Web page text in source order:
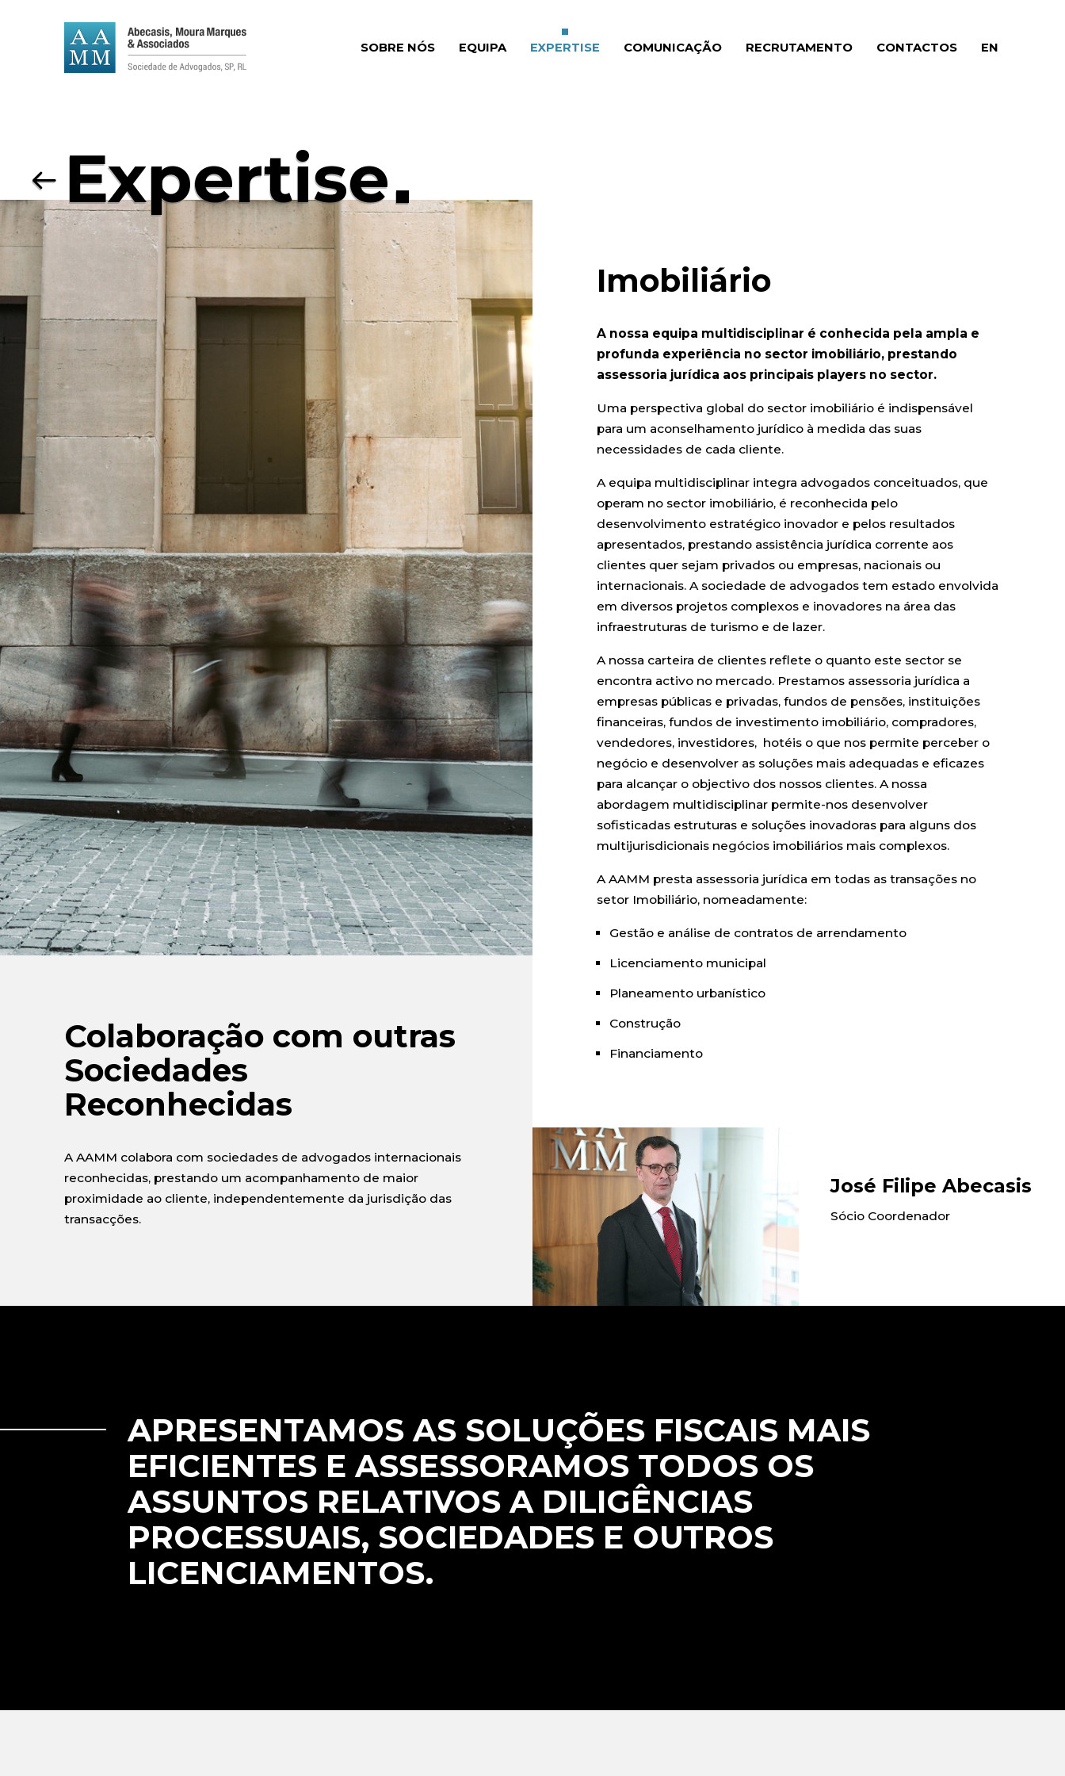
SOBRE NÓS (CURRENT)
EQUIPA(CURRENT)
EXPERTISE (CURRENT)
COMUNICAÇÃO (CURRENT)
RECRUTAMENTO (CURRENT)
CONTACTOS (CURRENT)
EN
Expertise
Imobiliário
A nossa equipa multidisciplinar é conhecida pela ampla e
profunda experiência no sector imobiliário, prestando
assessoria jurídica aos principais players no sector.
Uma perspectiva global do sector imobiliário é indispensável
para um aconselhamento jurídico à medida das suas
necessidades de cada cliente.
A equipa multidisciplinar integra advogados conceituados, que
operam no sector imobiliário, é reconhecida pelo
desenvolvimento estratégico inovador e pelos resultados
apresentados, prestando assistência jurídica corrente aos
clientes quer sejam privados ou empresas, nacionais ou
internacionais. A sociedade de advogados tem estado envolvida
em diversos projetos complexos e inovadores na área das
infraestruturas de turismo e de lazer.
A nossa carteira de clientes reflete o quanto este sector se
encontra activo no mercado. Prestamos assessoria jurídica a
empresas públicas e privadas, fundos de pensões, instituições
financeiras, fundos de investimento imobiliário, compradores,
vendedores, investidores, hotéis o que nos permite perceber o
negócio e desenvolver as soluções mais adequadas e eficazes
para alcançar o objectivo dos nossos clientes. A nossa
abordagem multidisciplinar permite-nos desenvolver
sofisticadas estruturas e soluções inovadoras para alguns dos
multijurisdicionais negócios imobiliários mais complexos.
A AAMM presta assessoria jurídica em todas as transações no
setor Imobiliário, nomeadamente:
Gestão e análise de contratos de arrendamento
Licenciamento municipal
Planeamento urbanístico
Construção
Financiamento
José Filipe Abecasis
Sócio Coordenador
Colaboração com outras
Sociedades
Reconhecidas
A AAMM colabora com sociedades de advogados internacionais
reconhecidas, prestando um acompanhamento de maior
proximidade ao cliente, independentemente da jurisdição das
transacções.
APRESENTAMOS AS SOLUÇÕES FISCAIS MAIS
EFICIENTES E ASSESSORAMOS TODOS OS
ASSUNTOS RELATIVOS A DILIGÊNCIAS
PROCESSUAIS, SOCIEDADES E OUTROS
LICENCIAMENTOS.